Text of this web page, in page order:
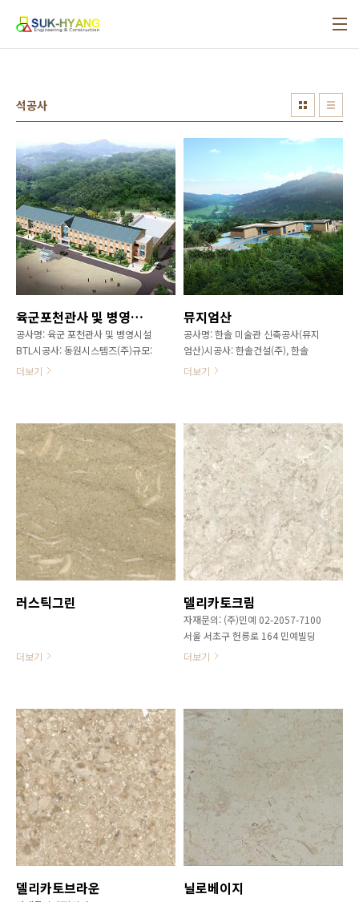
Site
map
석공사
육군포천관사 및 병영시설 BTL
공사명: 육군 포천관사 및 병영시설
BTL시공사: 동원시스템즈(주)규모:
병영생활관(지하1층~지상3층), 취사
더보기
뮤지엄산
공사명: 한솔 미술관 신축공사(뮤지
엄산)시공사: 한솔건설(주), 한솔
EME(한솔제지)규모: 웰컴센터, 플라
미석, 포천석공사기간: 2011.04 ~
2012.05
더보기
러스틱그린
더보기
델리카토크림
자재문의: (주)민예 02-2057-7100
서울 서초구 헌릉로 164 민예빌딩
더보기
델리카토브라운 닐로베이지